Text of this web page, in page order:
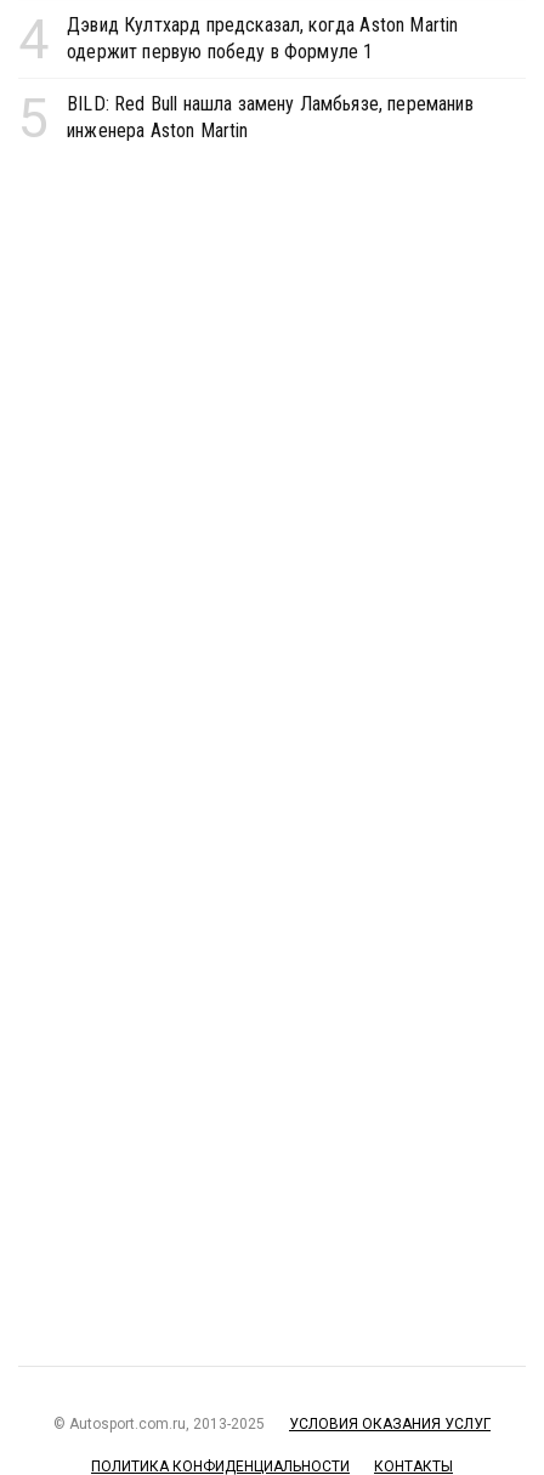
4
Дэвид Култхард предсказал, когда Aston Martin
одержит первую победу в Формуле 1
5
BILD: Red Bull нашла замену Ламбьязе, переманив
инженера Aston Martin
© Autosport.com.ru, 2013-2025 УСЛОВИЯ ОКАЗАНИЯ УСЛУГ
ПОЛИТИКА КОНФИДЕНЦИАЛЬНОСТИ КОНТАКТЫ